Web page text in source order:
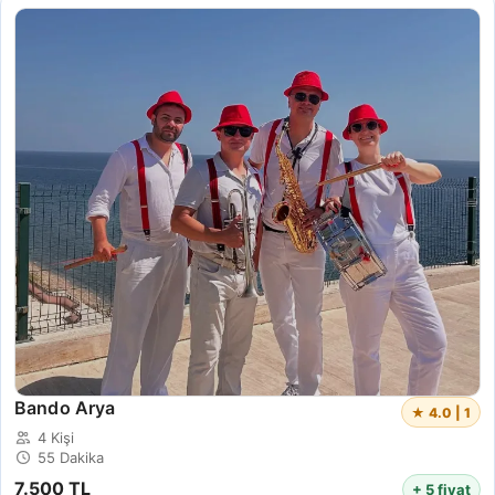
Bando Arya ★ 4.0 | 1
4 Kişi
55 Dakika
7.500 TL + 5 fiyat